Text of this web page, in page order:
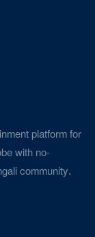
platform for
with no-
community.